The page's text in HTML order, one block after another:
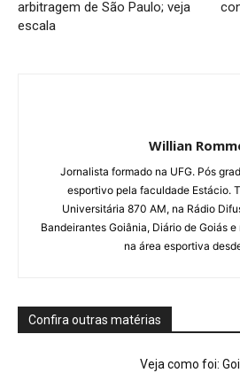
arbitragem de São Paulo; veja
escala
Willian
Jornalista formado na UFG. Pós
esportivo pela faculdade Estácio.
Universitária 870 AM, na Rádio
Bandeirantes Goiânia, Diário de Goiás
na área esportiva
Confira outras matérias
Veja como foi: